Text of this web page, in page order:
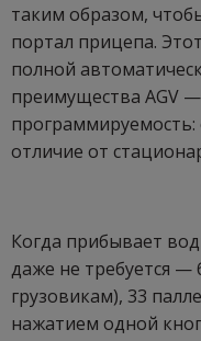
таким образом,
портал прицепа.
полной
преимущества AGV
отличие от
Когда прибывает
даже не требуется
грузовикам), 33
нажатием одной